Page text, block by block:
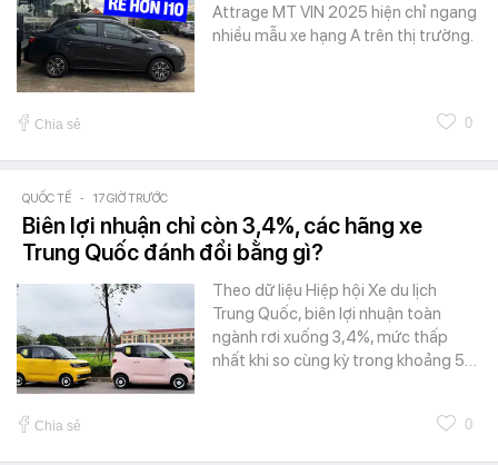
Attrage MT VIN 2025 hiện chỉ ngang
nhiều mẫu xe hạng A trên thị trường.
Chia sẻ 0
QUỐC TẾ - 17 GIỜ TRƯỚC
Biên lợi nhuận chỉ còn 3,4%, các hãng xe
Trung Quốc đánh đổi bằng gì?
Theo dữ liệu Hiệp hội Xe du lịch
Trung Quốc, biên lợi nhuận toàn
ngành rơi xuống 3,4%, mức thấp
nhất khi so cùng kỳ trong khoảng 5…
Chia sẻ 0